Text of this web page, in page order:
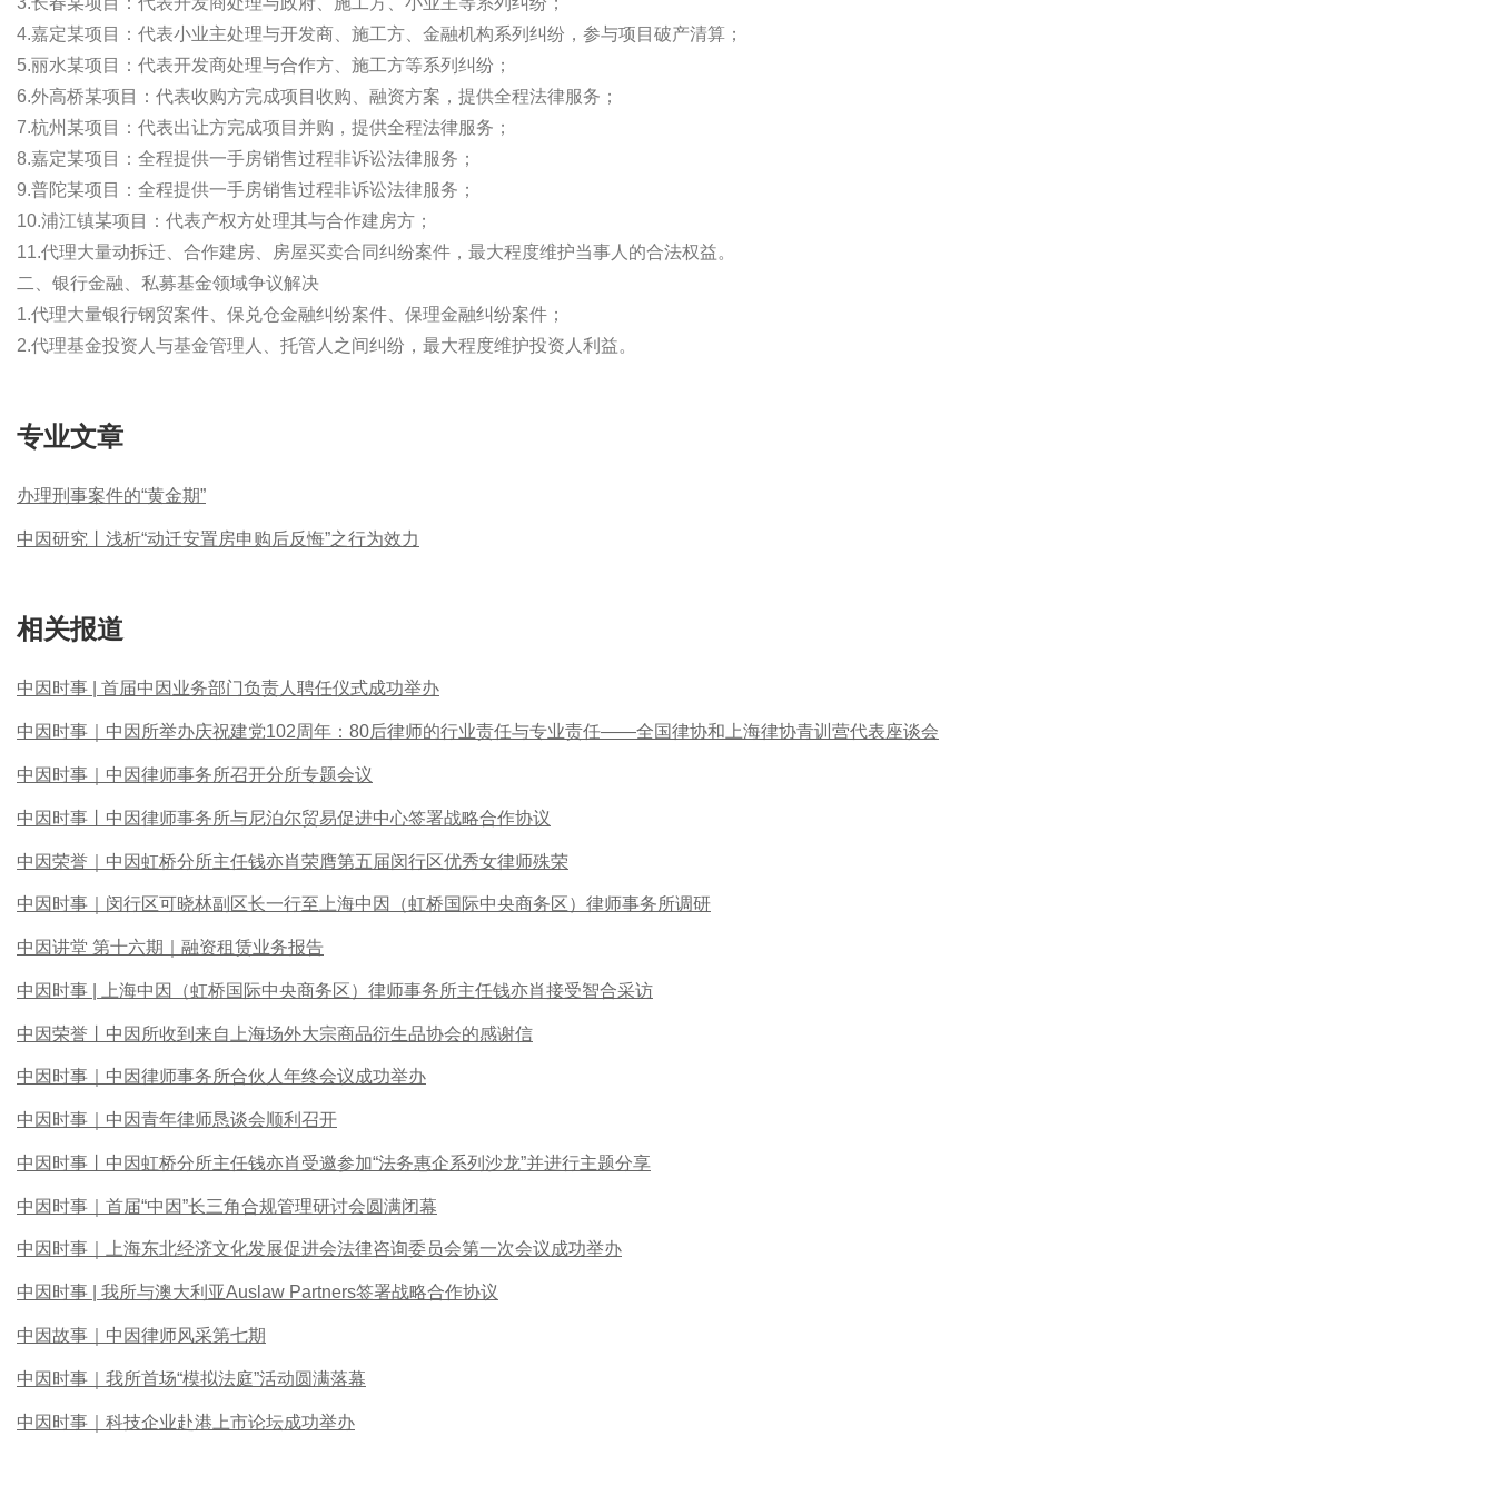
4.嘉定某项目：代表小业主处理与开发商、施工方、金融机构系列纠纷，参与项目破产清算；
5.丽水某项目：代表开发商处理与合作方、施工方等系列纠纷；
6.外高桥某项目：代表收购方完成项目收购、融资方案，提供全程法律服务；
7.杭州某项目：代表出让方完成项目并购，提供全程法律服务；
8.嘉定某项目：全程提供一手房销售过程非诉讼法律服务；
9.普陀某项目：全程提供一手房销售过程非诉讼法律服务；
10.浦江镇某项目：代表产权方处理其与合作建房方；
11.代理大量动拆迁、合作建房、房屋买卖合同纠纷案件，最大程度维护当事人的合法权益。
二、银行金融、私募基金领域争议解决
1.代理大量银行钢贸案件、保兑仓金融纠纷案件、保理金融纠纷案件；
2.代理基金投资人与基金管理人、托管人之间纠纷，最大程度维护投资人利益。
专业文章
办理刑事案件的“黄金期”
中因研究丨浅析“动迁安置房申购后反悔”之行为效力
相关报道
中因时事 | 首届中因业务部门负责人聘任仪式成功举办
中因时事｜中因所举办庆祝建党102周年：80后律师的行业责任与专业责任——全国律协和上海律协青训营代表座谈会
中因时事｜中因律师事务所召开分所专题会议
中因时事丨中因律师事务所与尼泊尔贸易促进中心签署战略合作协议
中因荣誉｜中因虹桥分所主任钱亦肖荣膺第五届闵行区优秀女律师殊荣
中因时事｜闵行区可晓林副区长一行至上海中因（虹桥国际中央商务区）律师事务所调研
中因讲堂 第十六期｜融资租赁业务报告
中因时事 | 上海中因（虹桥国际中央商务区）律师事务所主任钱亦肖接受智合采访
中因荣誉丨中因所收到来自上海场外大宗商品衍生品协会的感谢信
中因时事｜中因律师事务所合伙人年终会议成功举办
中因时事｜中因青年律师恳谈会顺利召开
中因时事丨中因虹桥分所主任钱亦肖受邀参加“法务惠企系列沙龙”并进行主题分享
中因时事｜首届“中因”长三角合规管理研讨会圆满闭幕
中因时事｜上海东北经济文化发展促进会法律咨询委员会第一次会议成功举办
中因时事 | 我所与澳大利亚Auslaw Partners签署战略合作协议
中因故事｜中因律师风采第七期
中因时事｜我所首场“模拟法庭”活动圆满落幕
中因时事｜科技企业赴港上市论坛成功举办